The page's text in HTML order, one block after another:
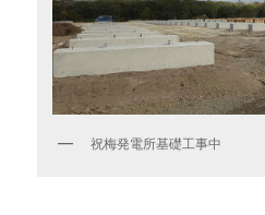
祝梅発電所基礎工事中